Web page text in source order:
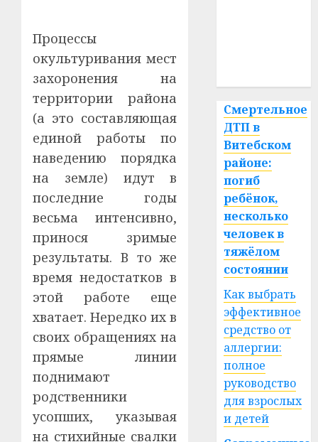
Процессы
окультуривания мест
захоронения на
территории района
(а это составляющая
единой работы по
наведению порядка
на земле) идут в
последние годы
весьма интенсивно,
принося зримые
результаты. В то же
время недостатков в
этой работе еще
хватает. Нередко их в
своих обращениях на
прямые линии
поднимают
родственники
усопших, указывая
на стихийные свалки
Смертельное
ДТП в
Витебском
районе:
погиб
ребёнок,
несколько
человек в
тяжёлом
состоянии
Как выбрать
эффективное
средство от
аллергии:
полное
руководство
для взрослых
и детей